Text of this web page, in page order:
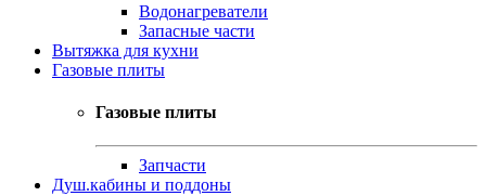
Водонагреватели
Запасные части
Вытяжка для кухни
Газовые плиты
Газовые плиты
Запчасти
Душ.кабины и поддоны